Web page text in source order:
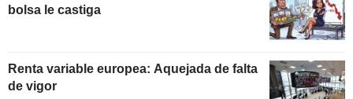
bolsa le castiga
Renta variable europea: Aquejada de falta
de vigor